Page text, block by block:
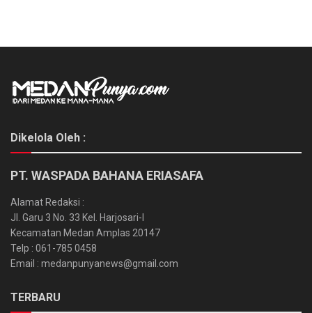
Dikelola Oleh :
PT. WASPADA BAHANA ERIASAFA
Alamat Redaksi :
Jl. Garu 3 No. 33 Kel. Harjosari-I
Kecamatan Medan Amplas 20147
Telp : 061-785 0458
Email : medanpunyanews@gmail.com
TERBARU